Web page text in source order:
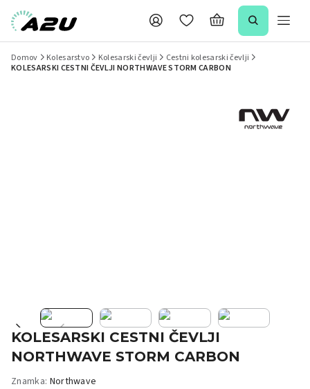
Domov Kolesarstvo Kolesarski čevlji
Cestni kolesarski čevlji
KOLESARSKI CESTNI ČEVLJI NORTHWAVE STORM CARBON
KOLESARSKI CESTNI ČEVLJI
NORTHWAVE STORM CARBON
Znamka: Northwave